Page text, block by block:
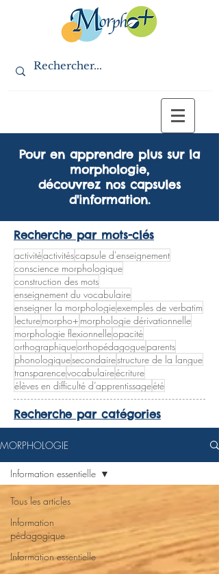
Pour en apprendre plus sur la
morphologie,
découvrez nos capsules
d'information.
Recherche par mots-clés
activitéactivitéscapsule d'enseignement
conscience morphologique
construction des mots
enseignement du vocabulaire
enseigner la morphologieexemples de verbatim
lecturemorpho+ morphologie dérivationnelle
morphologie flexionnelleopacité
orthographiqueorthopédagogueparents
phonologiquesecondairestructure de la langue
transparencevocabulaireécriture
élèves en difficulté d’apprentissageété
Recherche par catégories
MORPHOLOGIE
Tous les articles
Information
pédagogique
Information essentielle
Information essentielle